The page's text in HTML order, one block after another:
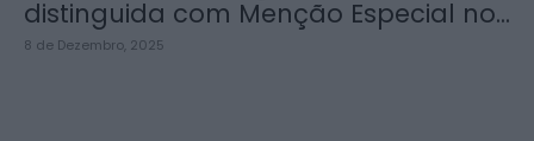
distinguida com Menção Especial no...
8 de Dezembro, 2025